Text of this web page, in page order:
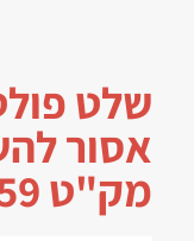
שלט
אסור
מק"ט Aa2259